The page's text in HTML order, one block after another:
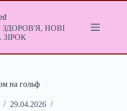
НОВІ
на гольф
29.04.2026